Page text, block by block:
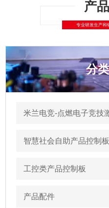
分
米兰电竞-点燃电子竞技
智慧社会自助产品控制板
工控类产品控制板
产品配件